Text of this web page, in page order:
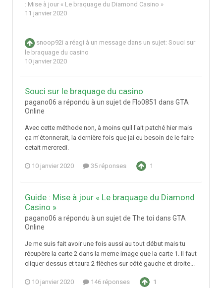
: Mise à jour « Le braquage du Diamond Casino »
11 janvier 2020
snoop92i a réagi à un message dans un sujet: Souci sur
le braquage du casino
10 janvier 2020
Souci sur le braquage du casino
pagano06 a répondu à un sujet de Flo0851 dans GTA
Online
Avec cette méthode non, à moins quil l'ait patché hier mais
ça m'étonnerait, la dernière fois que jai eu besoin de le faire
cetait mercredi.
10 janvier 2020 35 réponses 1
Guide : Mise à jour « Le braquage du Diamond
Casino »
pagano06 a répondu à un sujet de The toi dans GTA
Online
Je me suis fait avoir une fois aussi au tout début mais tu
récupère la carte 2 dans la meme image que la carte 1. Il faut
cliquer dessus et taura 2 flèches sur côté gauche et droite...
10 janvier 2020 146 réponses 1